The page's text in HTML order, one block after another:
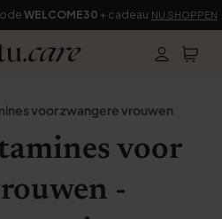
WELCOME30 + cadeau NU SHOPPEN
voor zwangere vrouwen
voor
-